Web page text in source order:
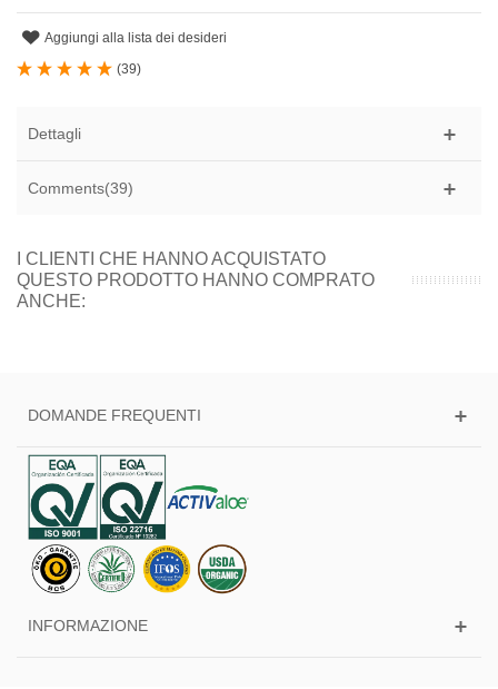
Aggiungi alla lista dei desideri
(39)
Dettagli
Comments(39)
I CLIENTI CHE HANNO ACQUISTATO
QUESTO PRODOTTO HANNO COMPRATO
ANCHE:
DOMANDE FREQUENTI
INFORMAZIONE